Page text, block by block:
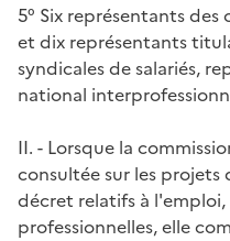
5° Six représentants
et dix représentants
syndicales de salariés,
national
II. - Lorsque la
consultée sur les
décret relatifs à
professionnelles, elle